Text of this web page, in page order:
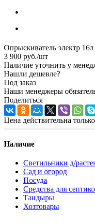
Опрыскиватель электр
3 900 руб./шт
Наличие уточнить у
Нашли дешевле?
Под заказ
Наши менеджеры
Поделиться
Цена действительна
Наличие
Светильники д/
Сад и огород
Посуда
Средства для
Тандыры
Хозтовары